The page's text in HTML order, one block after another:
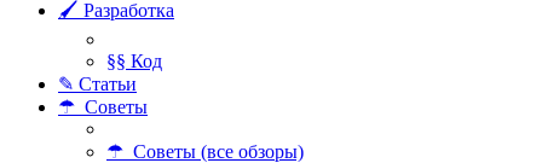
🖌 Разработка
§§ Код
✎ Статьи
☂ Советы
☂ Советы (все обзоры)